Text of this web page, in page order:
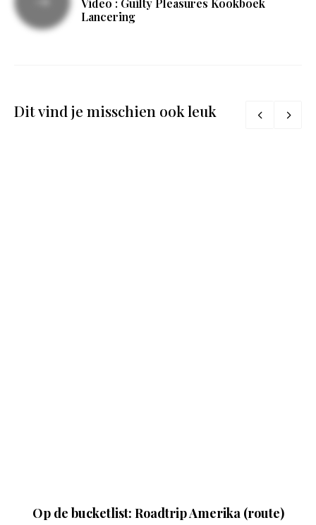
Lancering
Dit vind je misschien ook leuk
Op de bucketlist: Roadtrip Amerika (route)